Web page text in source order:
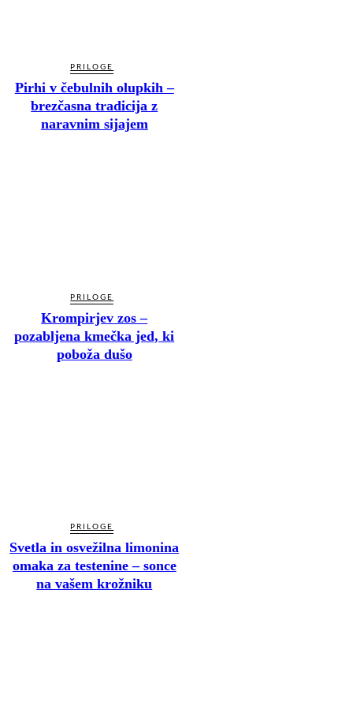
PRILOGE
Pirhi v čebulnih olupkih –
brezčasna tradicija z
naravnim sijajem
PRILOGE
Krompirjev zos –
pozabljena kmečka jed, ki
poboža dušo
PRILOGE
Svetla in osvežilna limonina
omaka za testenine – sonce
na vašem krožniku